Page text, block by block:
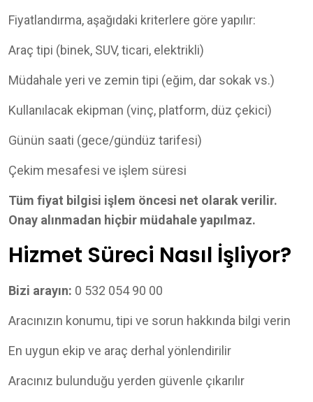
Fiyatlandırma, aşağıdaki kriterlere göre yapılır:
Araç tipi (binek, SUV, ticari, elektrikli)
Müdahale yeri ve zemin tipi (eğim, dar sokak vs.)
Kullanılacak ekipman (vinç, platform, düz çekici)
Günün saati (gece/gündüz tarifesi)
Çekim mesafesi ve işlem süresi
Tüm fiyat bilgisi işlem öncesi net olarak verilir.
Onay alınmadan hiçbir müdahale yapılmaz.
Hizmet Süreci Nasıl İşliyor?
Bizi arayın: 0 532 054 90 00
Aracınızın konumu, tipi ve sorun hakkında bilgi verin
En uygun ekip ve araç derhal yönlendirilir
Aracınız bulunduğu yerden güvenle çıkarılır